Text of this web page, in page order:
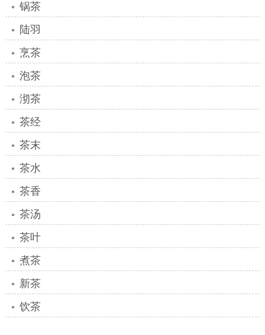
锅茶
陆羽
烹茶
泡茶
沏茶
茶经
茶末
茶水
茶香
茶汤
茶叶
煮茶
新茶
饮茶